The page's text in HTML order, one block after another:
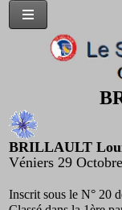
BRILLAULT
Véniers 29
Inscrit sous le N° 20